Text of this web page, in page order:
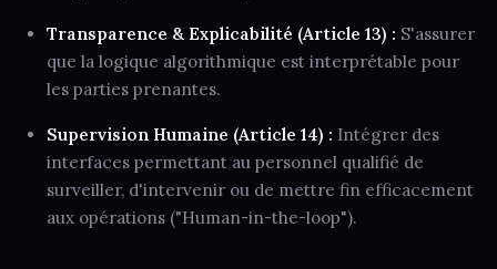
Transparence & Explicabilité (Article 13) : S'assurer
que la logique algorithmique est interprétable pour
les parties prenantes.
Supervision Humaine (Article 14) : Intégrer des
interfaces permettant au personnel qualifié de
surveiller, d'intervenir ou de mettre fin efficacement
aux opérations ("Human-in-the-loop").